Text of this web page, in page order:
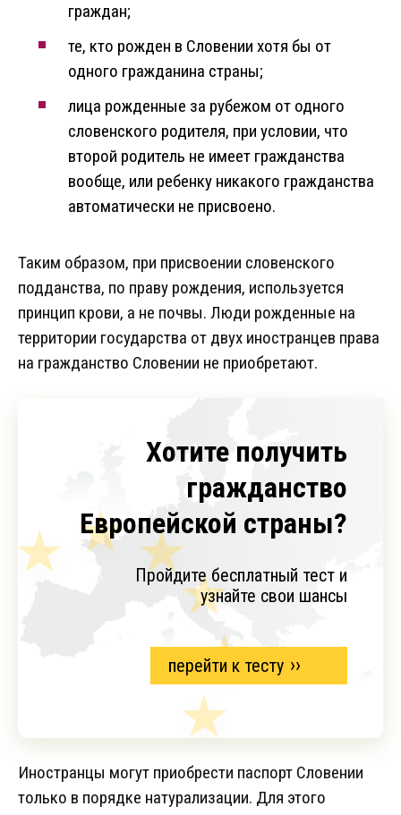
граждан;
те, кто рожден в Словении хотя бы от
одного гражданина страны;
лица рожденные за рубежом от одного
словенского родителя, при условии, что
второй родитель не имеет гражданства
вообще, или ребенку никакого гражданства
автоматически не присвоено.
Таким образом, при присвоении словенского
подданства, по праву рождения, используется
принцип крови, а не почвы. Люди рожденные на
территории государства от двух иностранцев права
на гражданство Словении не приобретают.
Хотите получить
гражданство
Европейской страны?
Пройдите бесплатный тест и
узнайте свои шансы
перейти к тесту
Иностранцы могут приобрести паспорт Словении
только в порядке натурализации. Для этого